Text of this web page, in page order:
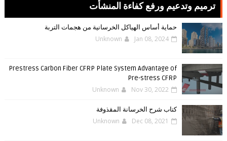
ترميم وتدعيم ورفع كفاءة المنشأت
حماية أساس الهياكل الخرسانية من هجمات التربة
Unknown Jan 08, 2024
Prestress Carbon Fiber CFRP Plate System Advantage of
Pre-stress CFRP
Unknown Nov 30, 2022
كتاب شرح الخرسانة المقذوفة
Unknown Dec 08, 2021